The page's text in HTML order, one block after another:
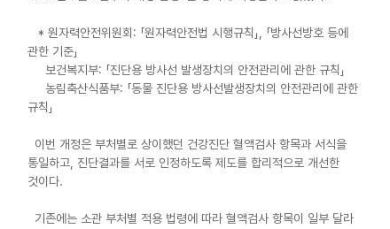
* 원자력안전위원회: 「원자력안전법 시행규칙」, 「방사선방호 등에
관한 기준」
보건복지부: 「진단용 방사선 발생장치의 안전관리에 관한 규칙」
농림축산식품부: 「동물 진단용 방사선발생장치의 안전관리에 관한
규칙」
이번 개정은 부처별로 상이했던 건강진단 혈액검사 항목과 서식을
통일하고, 진단결과를 서로 인정하도록 제도를 합리적으로 개선한
것이다.
기존에는 소관 부처별 적용 법령에 따라 혈액검사 항목이 일부 달라